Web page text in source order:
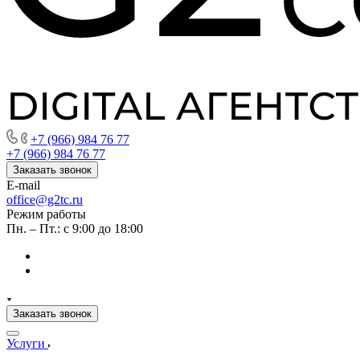
+7 (966) 984 76 77
+7 (966) 984 76 77
Заказать звонок
E-mail
office@g2tc.ru
Режим работы
Пн. – Пт.: с 9:00 до 18:00
Заказать звонок
Услуги